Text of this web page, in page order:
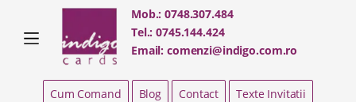
navigation
content
Mob.:0748.307.484
Tel.:0745.144.424
Email:comenzi@indigo.com.ro
Cum Comand Blog Contact Texte Invitatii